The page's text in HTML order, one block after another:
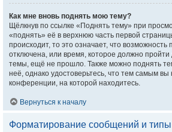
Как мне вновь поднять мою тему?
Щёлкнув по ссылке «Поднять тему» при
«поднять» её в верхнюю часть первой
происходит, то это означает, что
отключена, или время, которое должно пройти
темы, ещё не прошло. Также можно поднять
неё, однако удостоверьтесь, что тем самым
конференции, на которой находитесь.
Вернуться к началу
Форматирование сообщений и